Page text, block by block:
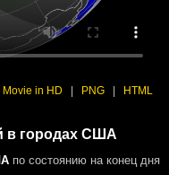
Movie in HD | PNG | HTML
в городах США
по состоянию на конец дня